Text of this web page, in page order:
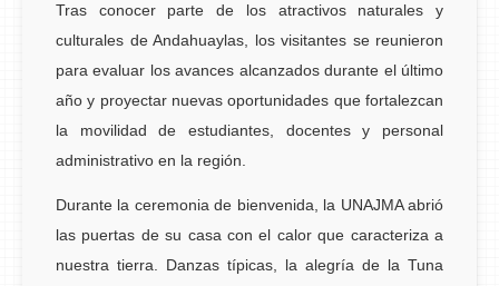
Tras conocer parte de los atractivos naturales y
culturales de Andahuaylas, los visitantes se reunieron
para evaluar los avances alcanzados durante el último
año y proyectar nuevas oportunidades que fortalezcan
la movilidad de estudiantes, docentes y personal
administrativo en la región.
Durante la ceremonia de bienvenida, la UNAJMA abrió
las puertas de su casa con el calor que caracteriza a
nuestra tierra. Danzas típicas, la alegría de la Tuna